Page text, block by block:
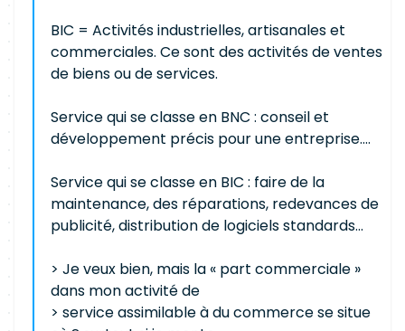
BIC = Activités industrielles, artisanales et
commerciales. Ce sont des activités de ventes
de biens ou de services.
Service qui se classe en BNC : conseil et
développement précis pour une entreprise....
Service qui se classe en BIC : faire de la
maintenance, des réparations, redevances de
publicité, distribution de logiciels standards...
> Je veux bien, mais la « part commerciale »
dans mon activité de
> service assimilable à du commerce se situe